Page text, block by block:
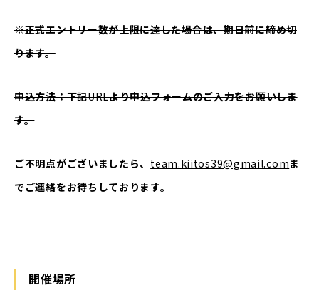
※正式エントリー数が上限に達した場合は、期日前に締め切
ります。
申込方法：下記URLより申込フォームのご入力をお願いしま
す。
ご不明点がございましたら、 team.kiitos39@gmail.comま
でご連絡をお待ちしております。
開催場所